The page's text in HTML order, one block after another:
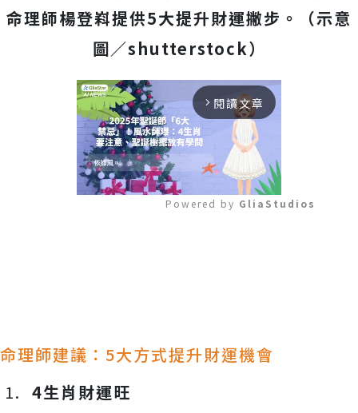
命理師楊登嵙提供5大提升財運撇步。
（示意
圖／shutterstock）
arrow_forward_ios 閱讀文章
Powered by GliaStudios
命理師建議：5大方式提升財運機會
4生肖財運旺